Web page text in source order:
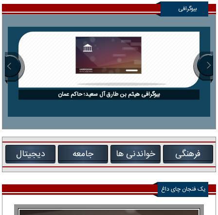
بیوگرافی
بیوگرافی هیثم بن طارق آل سعید؛ حاکم عمان
فرهنگی خواندنی ها جامعه دیجیتال
یک فنجان چای داغ